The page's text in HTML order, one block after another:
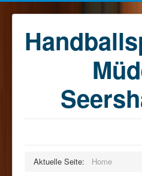
Aktuelle Seite: Home